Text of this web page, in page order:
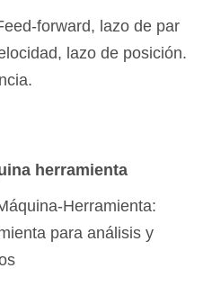
forward, lazo de par
lazo de posición.
herramienta
Herramienta:
para análisis y